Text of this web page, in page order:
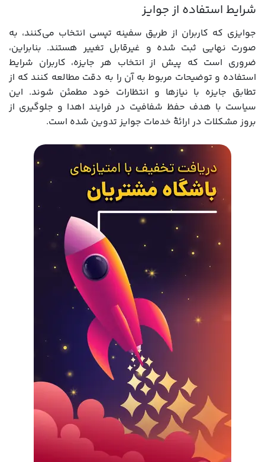
شرایط استفاده از جوایز
جوایزی که کاربران از طریق سفینه تپسی انتخاب می‌کنند، به
صورت نهایی ثبت شده و غیرقابل تغییر هستند. بنابراین،
ضروری است که پیش از انتخاب هر جایزه، کاربران شرایط
استفاده و توضیحات مربوط به آن را به دقت مطالعه کنند که از
تطابق جایزه با نیازها و انتظارات خود مطمئن شوند. این
سیاست با هدف حفظ شفافیت در فرایند اهدا و جلوگیری از
بروز مشکلات در ارائۀ خدمات جوایز تدوین شده است.